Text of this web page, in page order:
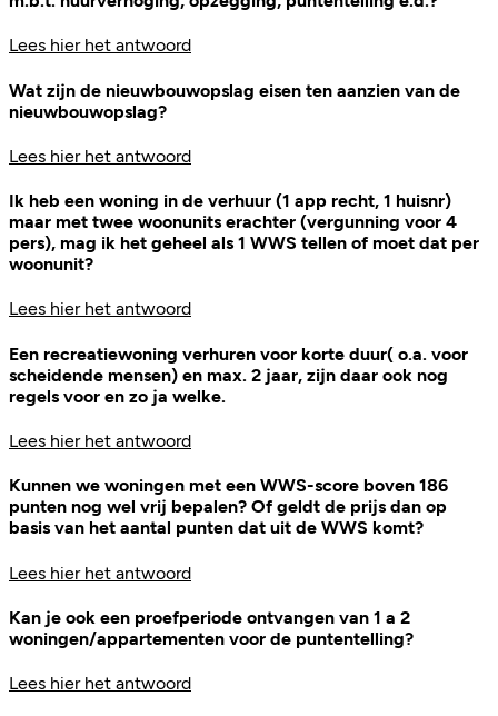
Lees hier het antwoord
Wat zijn de nieuwbouwopslag eisen ten aanzien van de
nieuwbouwopslag?
Lees hier het antwoord
Ik heb een woning in de verhuur (1 app recht, 1 huisnr)
maar met twee woonunits erachter (vergunning voor 4
pers), mag ik het geheel als 1 WWS tellen of moet dat per
woonunit?
Lees hier het antwoord
Een recreatiewoning verhuren voor korte duur( o.a. voor
scheidende mensen) en max. 2 jaar, zijn daar ook nog
regels voor en zo ja welke.
Lees hier het antwoord
Kunnen we woningen met een WWS-score boven 186
punten nog wel vrij bepalen? Of geldt de prijs dan op
basis van het aantal punten dat uit de WWS komt?
Lees hier het antwoord
Kan je ook een proefperiode ontvangen van 1 a 2
woningen/appartementen voor de puntentelling?
Lees hier het antwoord